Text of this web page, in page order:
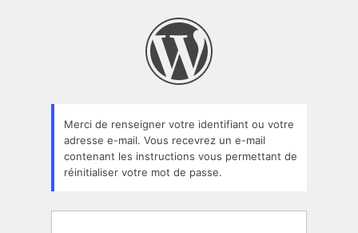
oublié
Merci de renseigner votre identifiant ou votre
adresse e-mail. Vous recevrez un e-mail
contenant les instructions vous permettant de
réinitialiser votre mot de passe.